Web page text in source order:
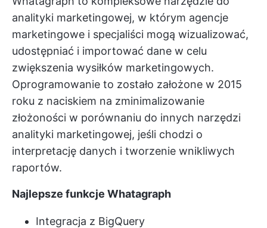
analityki marketingowej, w którym agencje
marketingowe i specjaliści mogą wizualizować,
udostępniać i importować dane w celu
zwiększenia wysiłków marketingowych.
Oprogramowanie to zostało założone w 2015
roku z naciskiem na zminimalizowanie
złożoności w porównaniu do innych narzędzi
analityki marketingowej, jeśli chodzi o
interpretację danych i tworzenie wnikliwych
raportów.
Najlepsze funkcje Whatagraph
Integracja z BigQuery